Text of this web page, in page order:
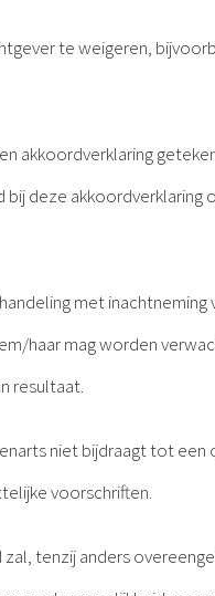
te weigeren,
akkoordverklaring
deze akkoordverklaring
met inachtneming
haar mag worden
resultaat.
niet bijdraagt tot
voorschriften.
tenzij anders